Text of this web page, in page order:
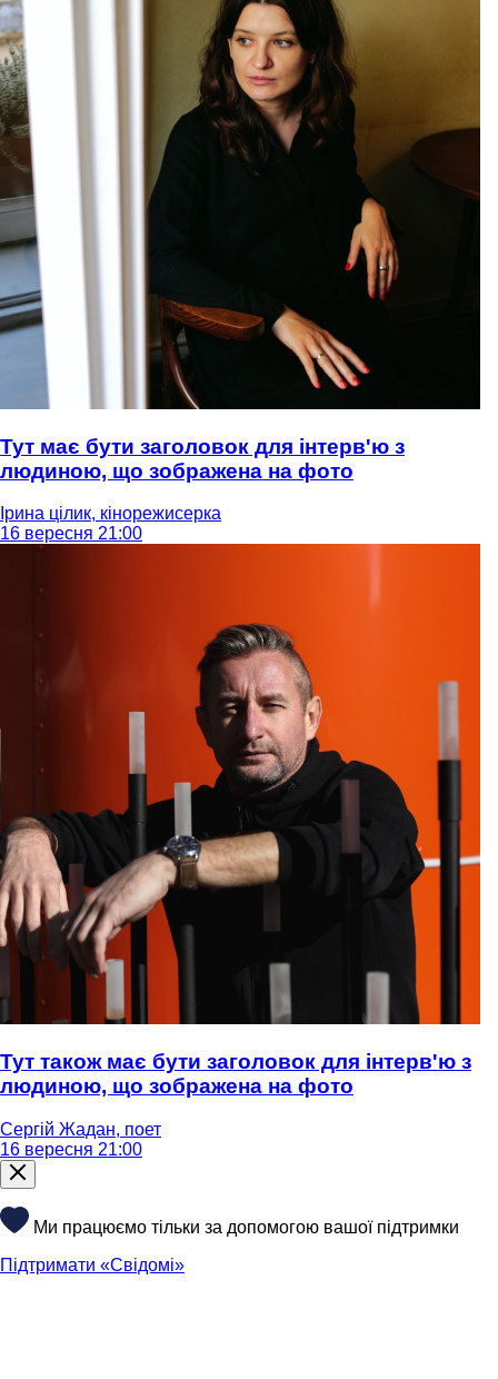
Тут має бути заголовок для інтерв'ю з
людиною, що зображена на фото
Ірина цілик, кінорежисерка
16 вересня 21:00
Тут також має бути заголовок для інтерв'ю з
людиною, що зображена на фото
Сергій Жадан, поет
16 вересня 21:00
Ми працюємо тільки за допомогою вашої підтримки
Підтримати «Свідомі»